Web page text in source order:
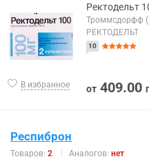
В избранное
Ректодельт
Троммсдорфф
РЕКТОДЕЛЬТ
10
от 409.00
Респиброн
Товаров: 2 Аналогов: нет